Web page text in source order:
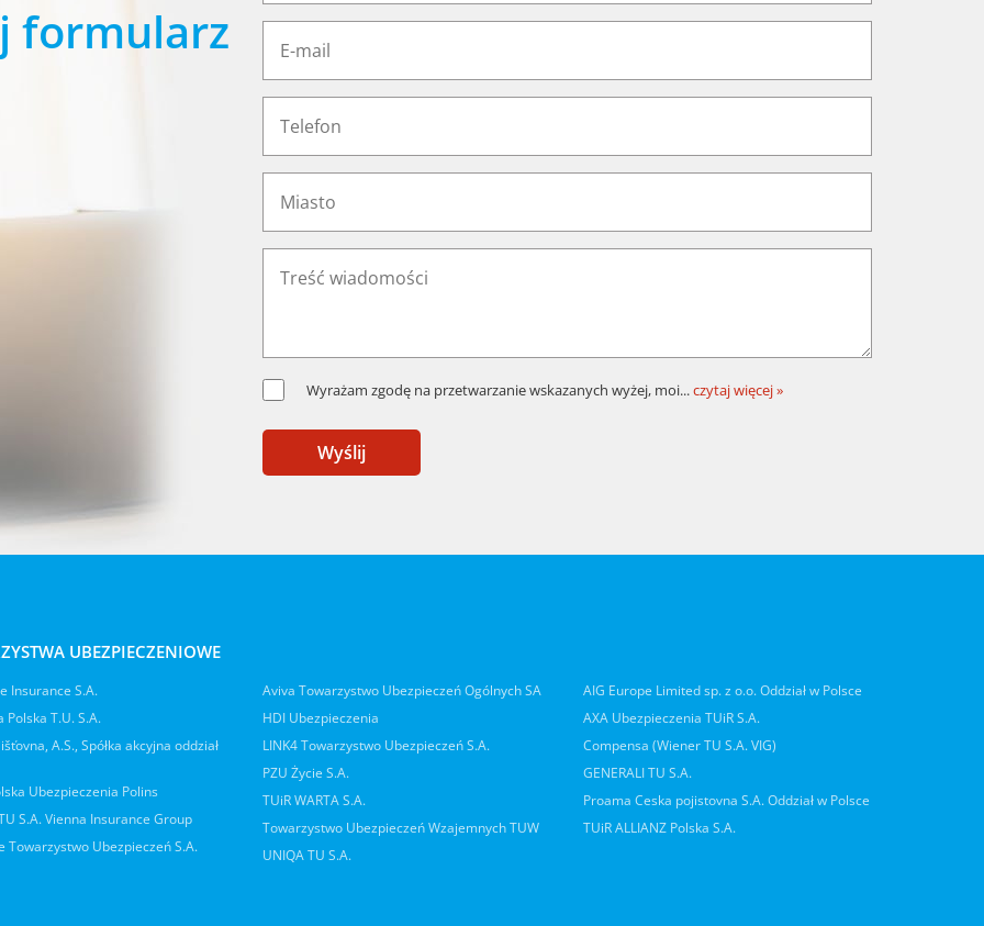
formularz
Wyrażam zgodę na przetwarzanie wskazanych wyżej, moi...czytaj więcej »
Wyślij
UBEZPIECZENIOWE
Insurance S.A.
Polska T.U. S.A.
A.S., Spółka akcyjna oddział
Ubezpieczenia Polins
S.A. Vienna Insurance Group
Towarzystwo Ubezpieczeń S.A.
Aviva Towarzystwo Ubezpieczeń Ogólnych SA
HDI Ubezpieczenia
LINK4 Towarzystwo Ubezpieczeń S.A.
PZU Życie S.A.
TUiR WARTA S.A.
Towarzystwo Ubezpieczeń Wzajemnych TUW
UNIQA TU S.A.
AIG Europe Limited sp. z o.o. Oddział w Polsce
AXA Ubezpieczenia TUiR S.A.
Compensa (Wiener TU S.A. VIG)
GENERALI TU S.A.
Proama Ceska pojistovna S.A. Oddział w Polsce
TUiR ALLIANZ Polska S.A.